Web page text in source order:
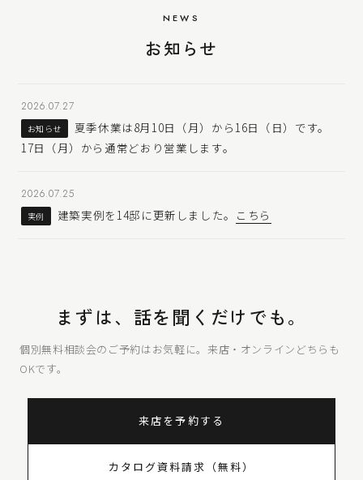
NEWS
お知らせ
2026.07.27
お知らせ
夏季休業は8月10日（月）から16日（日）です。
17日（月）から通常どおり営業します。
2026.07.25
実例 建築実例を14邸に更新しました。 こちら
まずは、話を聞くだけでも。
個別無料相談会のご予約はお気軽に。来店・オンラインどちらも
OKです。
来店を予約する
カタログ資料請求（無料）